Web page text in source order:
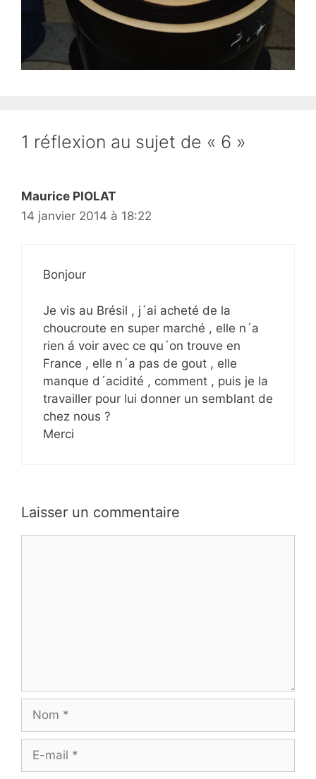
1 réflexion au sujet de « 6 »
Maurice PIOLAT
14 janvier 2014 à 18:22
Bonjour
Je vis au Brésil , j´ai acheté de la
choucroute en super marché , elle n´a
rien á voir avec ce qu´on trouve en
France , elle n´a pas de gout , elle
manque d´acidité , comment , puis je la
travailler pour lui donner un semblant de
chez nous ?
Merci
Laisser un commentaire
Nom